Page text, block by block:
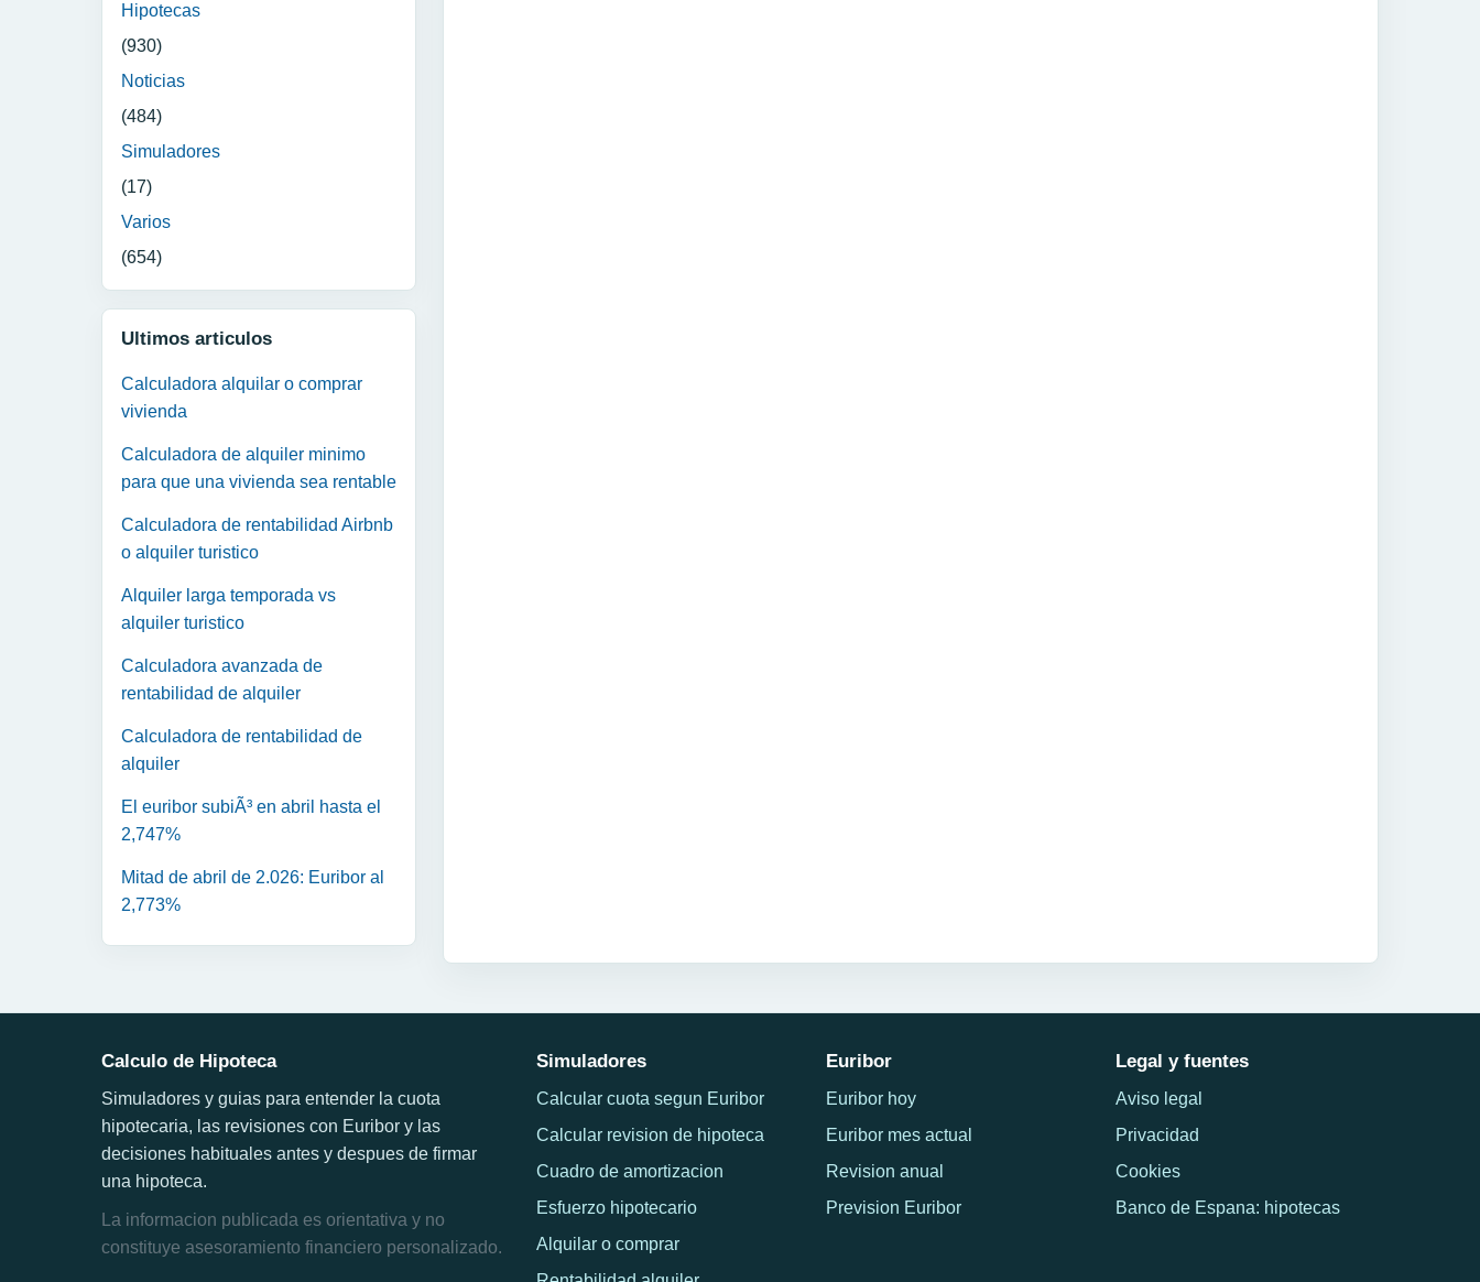
Hipotecas
(930)
Noticias
(484)
Simuladores
(17)
Varios
(654)
Ultimos articulos
Calculadora alquilar o comprar
vivienda
Calculadora de alquiler minimo
para que una vivienda sea rentable
Calculadora de rentabilidad Airbnb
o alquiler turistico
Alquiler larga temporada vs
alquiler turistico
Calculadora avanzada de
rentabilidad de alquiler
Calculadora de rentabilidad de
alquiler
El euribor subiÃ³ en abril hasta el
2,747%
Mitad de abril de 2.026: Euribor al
2,773%
Calculo de Hipoteca
Simuladores y guias para entender la cuota
hipotecaria, las revisiones con Euribor y las
decisiones habituales antes y despues de firmar
una hipoteca.
La informacion publicada es orientativa y no
constituye asesoramiento financiero personalizado.
Simuladores
Calcular cuota segun Euribor
Calcular revision de hipoteca
Cuadro de amortizacion
Esfuerzo hipotecario
Alquilar o comprar
Euribor
Euribor hoy
Euribor mes actual
Revision anual
Prevision Euribor
Legal y fuentes
Aviso legal
Privacidad
Cookies
Banco de Espana: hipotecas